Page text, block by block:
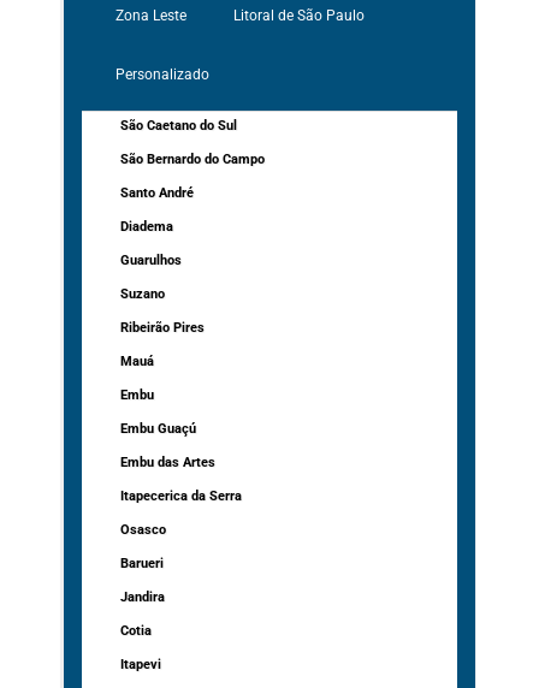
Zona Leste Litoral de São Paulo
Personalizado
São Caetano do Sul
São Bernardo do Campo
Santo André
Diadema
Guarulhos
Suzano
Ribeirão Pires
Mauá
Embu
Embu Guaçú
Embu das Artes
Itapecerica da Serra
Osasco
Barueri
Jandira
Cotia
Itapevi